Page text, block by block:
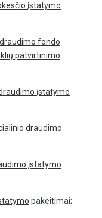
įstatymo
draudimo fondo
patvirtinimo
įstatymo
draudimo
įstatymo
pakeitimai;